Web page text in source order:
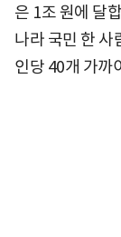
은 1조 원에 달
나라 국민 한 사
인당 40개 가까